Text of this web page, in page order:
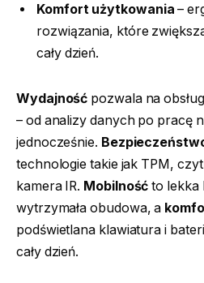
Komfort użytkowania –
rozwiązania, które
cały dzień.
Wydajność pozwala na
– od analizy danych po pracę
jednocześnie.
technologie takie jak TPM,
kamera IR. Mobilność to lekka
wytrzymała obudowa, a
podświetlana klawiatura i
cały dzień.